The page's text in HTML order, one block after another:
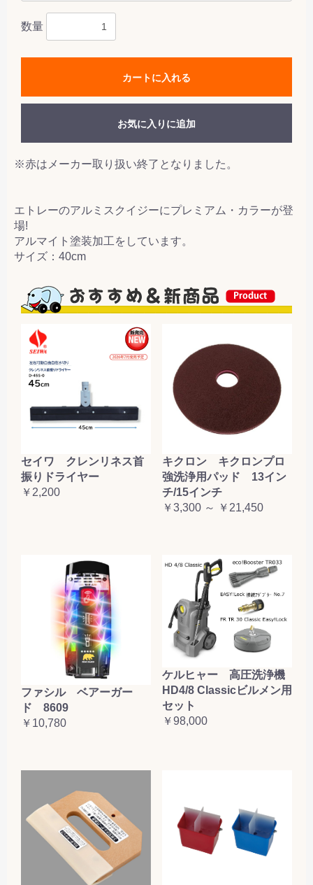
数量
カートに入れる
お気に入りに追加
※赤はメーカー取り扱い終了となりました。
エトレーのアルミスクイジーにプレミアム・カラーが登
場!
アルマイト塗装加工をしています。
サイズ：40cm
セイワ クレンリネス首
振りドライヤー
￥2,200
キクロン キクロンプロ
強洗浄用パッド 13イン
チ/15インチ
￥3,300 ～ ￥21,450
ファシル ベアーガー
ド 8609
￥10,780
ケルヒャー 高圧洗浄機
HD4/8 Classicビルメン用
セット
￥98,000